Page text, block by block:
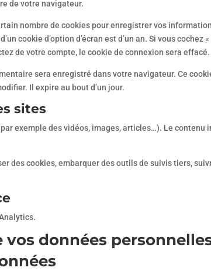
de votre navigateur.
nombre de cookies pour enregistrer vos
cookie d’option d’écran est d’un an. Si vous
de votre compte, le cookie de connexion sera effacé.
sera enregistré dans votre navigateur. Ce
Il expire au bout d’un jour.
sites
exemple des vidéos, images, articles…). Le contenu
des cookies, embarquer des outils de suivis tiers,
données